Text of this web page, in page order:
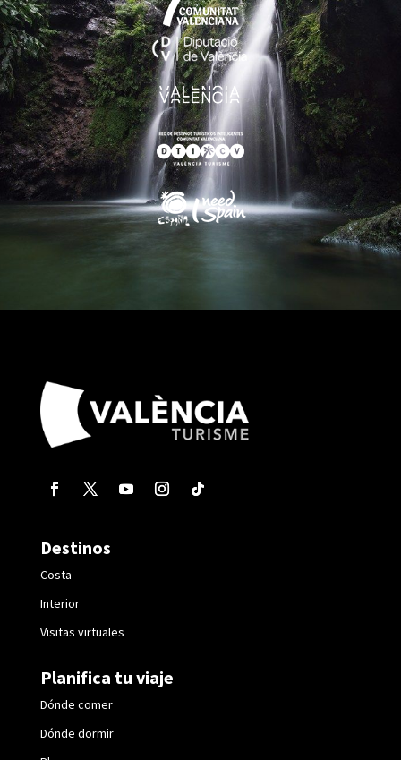
Destinos
Costa
Interior
Visitas virtuales
Planifica tu viaje
Dónde comer
Dónde dormir